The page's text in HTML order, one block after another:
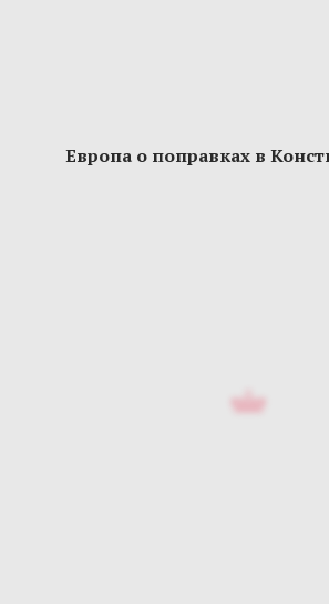
Европа о поправках в